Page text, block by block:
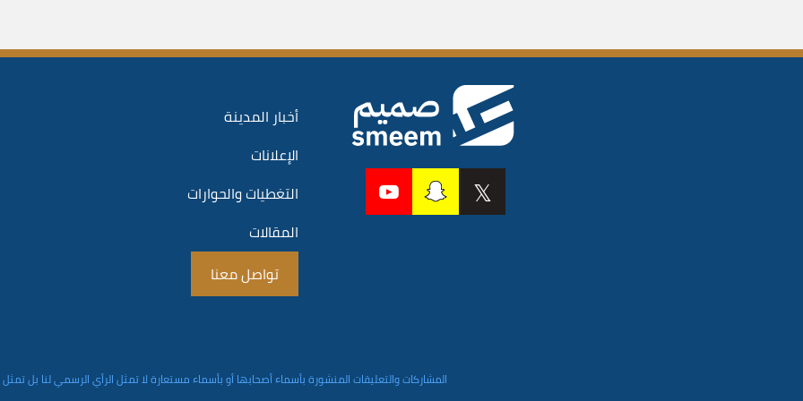
أخبار المدينة
الإعلانات
التغطيات والحوارات
المقالات
تواصل معنا
المشاركات والتعليقات المنشورة بأسماء أصحابها أو بأسماء مستعارة لا تمثل الرأي الرسمي لنا بل